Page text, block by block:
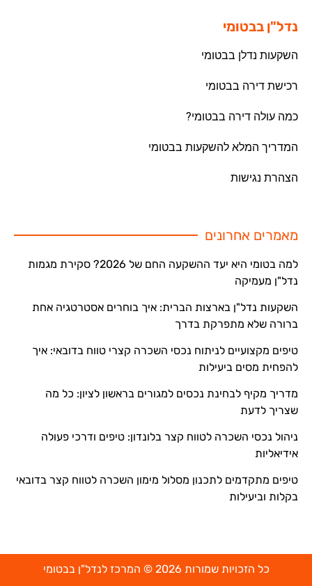
נדל"ן בבטומי
השקעות נדלן בבטומי
רכישת דירה בבטומי
כמה עולה דירה בבטומי?
המדריך המלא להשקעות בבטומי
הצהרת נגישות
מאמרים אחרונים
למה בטומי היא יעד ההשקעה החם של 2026? סקירת מגמות
נדל"ן מעמיקה
השקעות נדל"ן בארצות הברית: איך בוחרים אסטרטגיה אחת
ברורה שלא מתפרקת בדרך
טיפים מקצועיים לניתוח נכסי השכרה קצרי טווח בדובאי: איך
להפחית מסים ביעילות
מדריך מקיף לבחינת נכסים למגורים בראשון לציון: כל מה
שצריך לדעת
ניהול נכסי השכרה לטווח קצר בלונדון: טיפים ודרכי פעולה
אידיאליות
טיפים מתקדמים לתכנון מסלול מימון השכרה לטווח קצר בדובאי
בקלות וביעילות
כל הזכויות שמורות 2026 © המרכז לנדל"ן בבטומי